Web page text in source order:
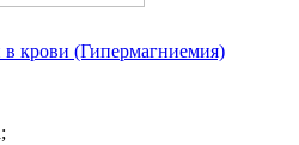
крови (Гипермагниемия)